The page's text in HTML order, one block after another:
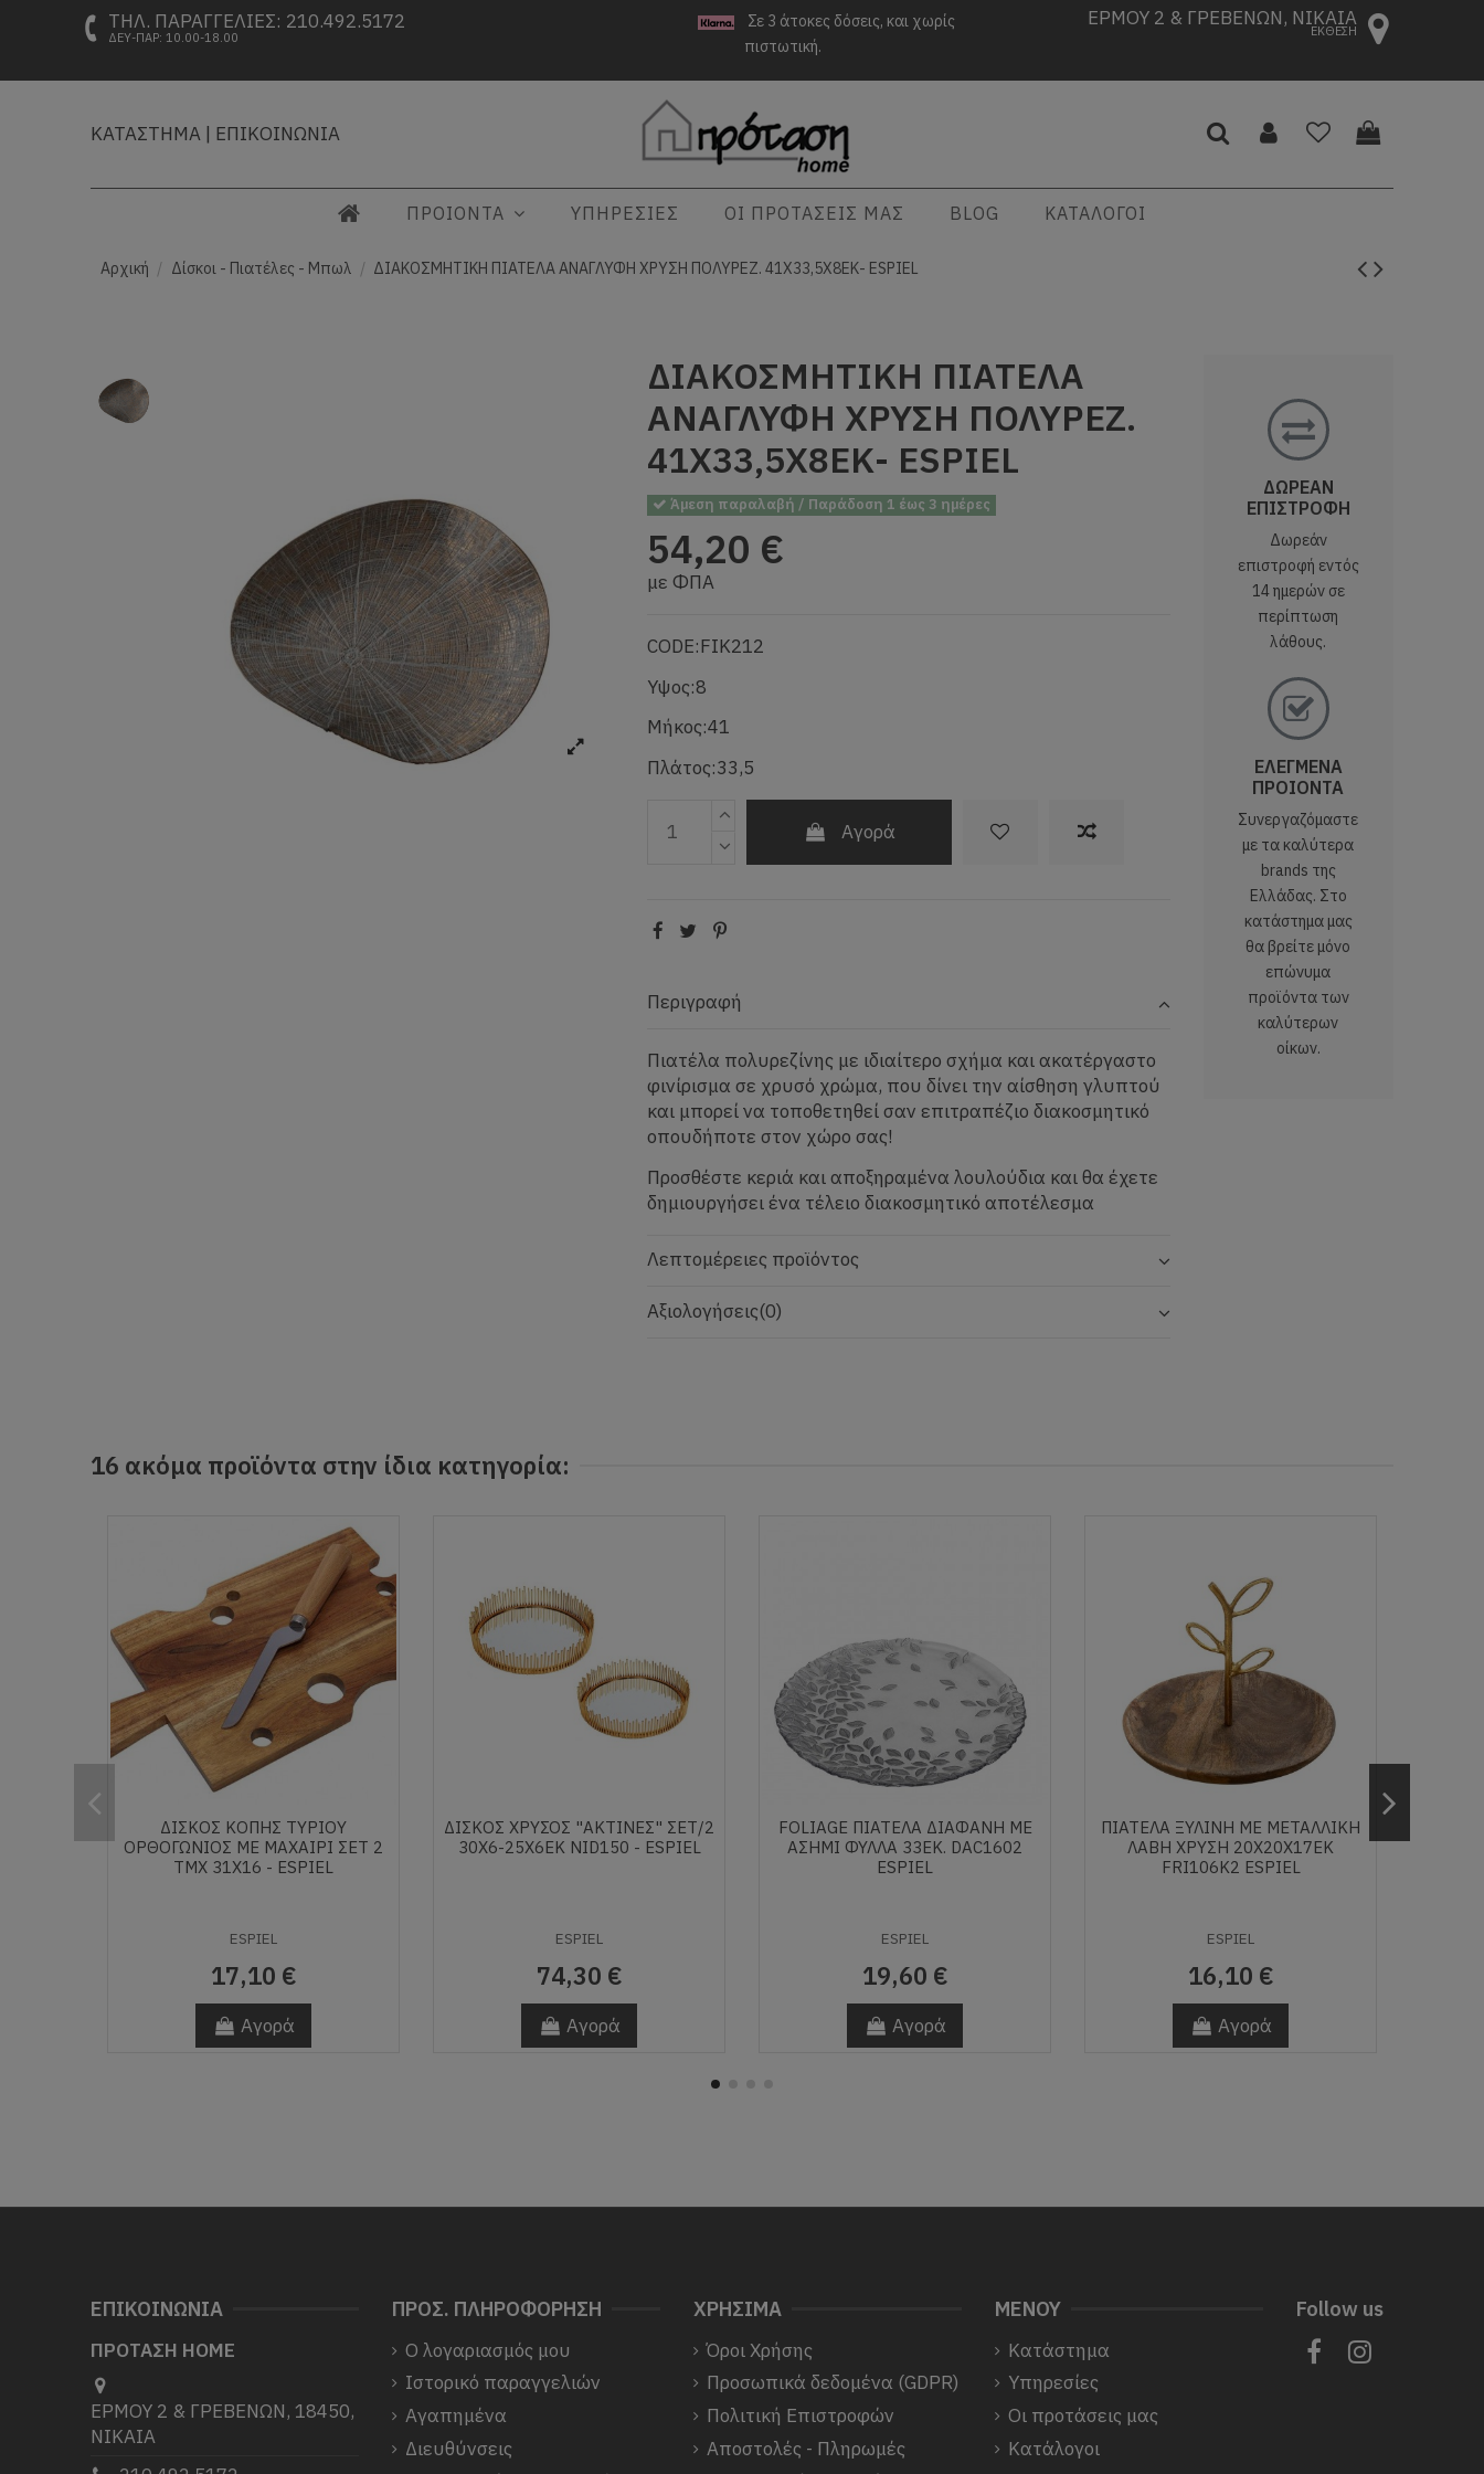
ΤΗΛ. ΠΑΡΑΓΓΕΛΙΕΣ: 210.492.5172
ΔΕΥ-ΠΑΡ: 10.00-18.00
Σε 3 άτοκες δόσεις, και χωρίς
πιστωτική.
ΕΡΜΟΥ 2 & ΓΡΕΒΕΝΩΝ, ΝΙΚΑΙΑ
ΕΚΘΕΣΗ
ΚΑΤΑΣΤΗΜΑ | ΕΠΙΚΟΙΝΩΝΙΑ
ΠΡΟΙΟΝΤΑ ΥΠΗΡΕΣΙΕΣ ΟΙ ΠΡΟΤΑΣΕΙΣ ΜΑΣ BLOG ΚΑΤΑΛΟΓΟΙ
Αρχική Δίσκοι - Πιατέλες - Μπωλ ΔΙΑΚΟΣΜΗΤΙΚΗ ΠΙΑΤΕΛΑ ΑΝΑΓΛΥΦΗ ΧΡΥΣH ΠΟΛΥΡΕΖ. 41Χ33,5Χ8ΕΚ- ESPIEL
ΔΙΑΚΟΣΜΗΤΙΚΗ ΠΙΑΤΕΛΑ
ΑΝΑΓΛΥΦΗ ΧΡΥΣH ΠΟΛΥΡΕΖ.
41Χ33,5Χ8ΕΚ- ESPIEL
Άμεση παραλαβή / Παράδοση 1 έως 3 ημέρες
54,20 €
με ΦΠΑ
CODE:FIK212
Υψος:8
Μήκος:41
Πλάτος:33,5
Αγορά
Περιγραφή
Πιατέλα πολυρεζίνης με ιδιαίτερο σχήμα και ακατέργαστο
φινίρισμα σε χρυσό χρώμα, που δίνει την αίσθηση γλυπτού
και μπορεί να τοποθετηθεί σαν επιτραπέζιο διακοσμητικό
οπουδήποτε στον χώρο σας!
Προσθέστε κεριά και αποξηραμένα λουλούδια και θα έχετε
δημιουργήσει ένα τέλειο διακοσμητικό αποτέλεσμα
Λεπτομέρειες προϊόντος
Αξιολογήσεις(0)
ΔΩΡΕΑΝ
ΕΠΙΣΤΡΟΦΗ
Δωρεάν
επιστροφή εντός
14 ημερών σε
περίπτωση
λάθους.
ΕΛΕΓΜΕΝΑ
ΠΡΟΙΟΝΤΑ
Συνεργαζόμαστε
με τα καλύτερα
brands της
Ελλάδας. Στο
κατάστημα μας
θα βρείτε μόνο
επώνυμα
προϊόντα των
καλύτερων
οίκων.
16 ακόμα προϊόντα στην ίδια κατηγορία:
ΔΙΣΚΟΣ ΚΟΠΗΣ ΤΥΡΙΟΥ
ΟΡΘΟΓΩΝΙΟΣ ΜΕ ΜΑΧΑΙΡΙ ΣΕΤ 2
ΤΜΧ 31X16 - ESPIEL
ESPIEL
17,10 €
Αγορά
ΔΙΣΚΟΣ ΧΡΥΣΟΣ "ΑΚΤΙΝΕΣ" ΣΕΤ/2
30X6-25X6ΕΚ NID150 - ESPIEL
ESPIEL
74,30 €
Αγορά
FOLIAGE ΠΙΑΤΕΛΑ ΔΙΑΦΑΝΗ ΜΕ
ΑΣΗΜΙ ΦΥΛΛΑ 33ΕΚ. DAC1602
ESPIEL
ESPIEL
19,60 €
Αγορά
ΠΙΑΤΕΛΑ ΞΥΛINH ΜΕ ΜΕΤΑΛΛΙΚΗ
ΛΑΒΗ ΧΡΥΣΗ 20Χ20Χ17ΕΚ
FRI106K2 ESPIEL
ESPIEL
16,10 €
Αγορά
ΕΠΙΚΟΙΝΩΝΙΑ
ΠΡΟΤΑΣΗ HOME
ΕΡΜΟΥ 2 & ΓΡΕΒΕΝΩΝ, 18450,
ΝΙΚΑΙΑ
ΠΡΟΣ. ΠΛΗΡΟΦΟΡΗΣΗ
Ο λογαριασμός μου
Ιστορικό παραγγελιών
Αγαπημένα
Διευθύνσεις
ΧΡΗΣΙΜΑ
Όροι Χρήσης
Προσωπικά δεδομένα (GDPR)
Πολιτική Επιστροφών
Αποστολές - Πληρωμές
ΜΕΝΟΥ
Κατάστημα
Υπηρεσίες
Οι προτάσεις μας
Κατάλογοι
Follow us